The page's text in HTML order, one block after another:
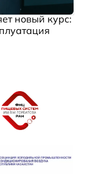
новый курс: